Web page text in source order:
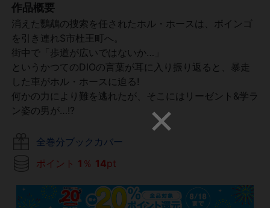
作品概要
消えた鸚鵡の捜索を任されたホル・ホースは、ボインゴ
を引き連れS市杜王町へ。
街中で「歩道が広いではないか…」
というかつてのDIOの言葉が耳に入り振り返ると、暴走
した車がホル・ホースに迫る!
何かの力により難を逃れたが、そこにはリーゼント&学ラ
ン姿の男が…!?
全巻分ブックカバー
ポイント 1 ％ 14pt